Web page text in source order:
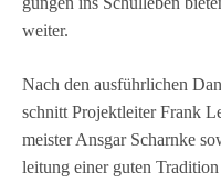
weiter.
Nach den aus­führ­li­chen
schnitt Pro­jekt­lei­ter Frank
meis­ter Ans­gar Scharnke
lei­tung einer guten